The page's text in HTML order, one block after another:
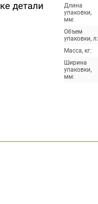
детали
Длина
упаковки,
мм:
Объем
упаковки, л:
Масса, кг:
Ширина
упаковки,
мм: